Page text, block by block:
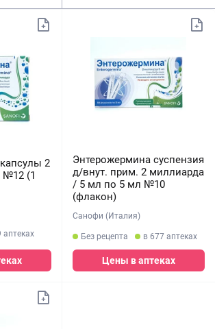
2
№12 (1
аптеках
Энтерожермина суспензия
д/внут. прим. 2 миллиарда
/ 5 мл по 5 мл №10
(флакон)
Санофи (Италия)
Без рецепта в 677 аптеках
Цены в аптеках